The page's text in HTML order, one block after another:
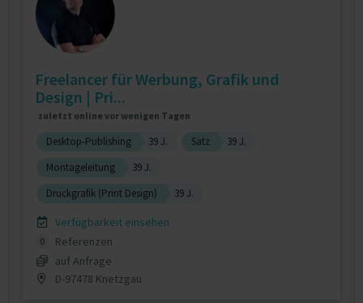
Freelancer für Werbung, Grafik und
Design | Pri...
zuletzt online vor wenigen Tagen
Desktop-Publishing 39 J. Satz
39 J.
Montageleitung
39 J.
Druckgrafik (Print Design)
39 J.
Verfügbarkeit einsehen
0
Referenzen
auf Anfrage
D-97478 Knetzgau